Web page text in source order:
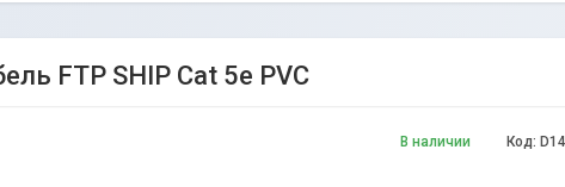
FTP SHIP Cat 5e PVC
В наличии Код: